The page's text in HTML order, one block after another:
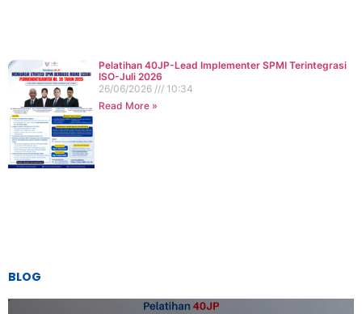
Pelatihan 40JP-Lead Implementer SPMI Terintegrasi
ISO-Juli 2026
26/06/2026
10:34
Read More »
BLOG